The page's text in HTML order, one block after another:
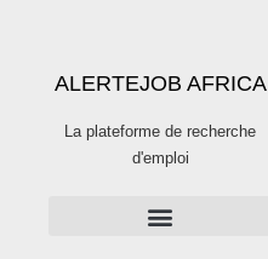
ALERTEJOB AFRICA
La plateforme de recherche
d'emploi